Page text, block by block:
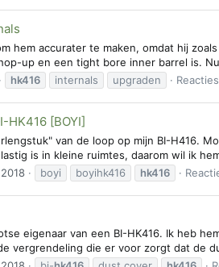
hem accurater te maken, omdat hij
up en een tight bore inner barrel is.
hk416 internals upgraden
HK416 [BOYI]
van de loop op mijn BI-H416.
is in kleine ruimtes, daarom wil ik
boyi boyihk416 hk416
eigenaar van een BI-HK416. Ik heb
vergrendeling die er voor zorgt dat de